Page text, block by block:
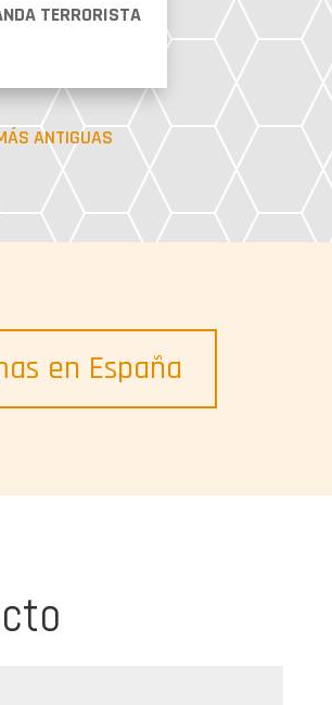
TERRORISTA
ANTIGUAS
en España